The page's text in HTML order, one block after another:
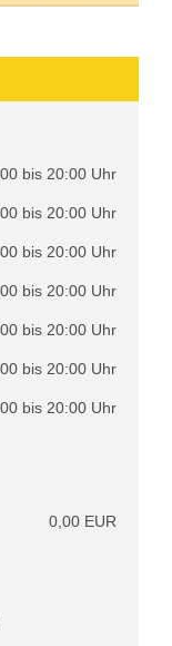
bis 20:00 Uhr
bis 20:00 Uhr
bis 20:00 Uhr
bis 20:00 Uhr
bis 20:00 Uhr
bis 20:00 Uhr
bis 20:00 Uhr
0,00 EUR